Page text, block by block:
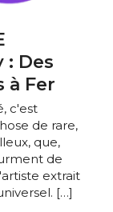
: Des
à Fer
c'est
de rare,
que,
de
extrait
[…]